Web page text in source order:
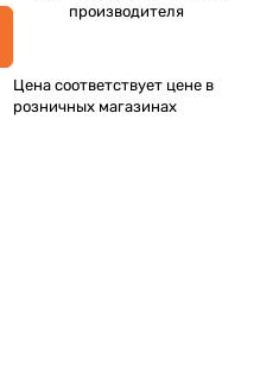
производителя
Цена соответствует цене в
розничных магазинах